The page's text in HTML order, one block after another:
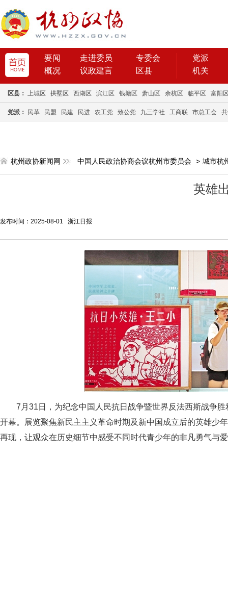
要闻 走进委员
专委会
概况
议政建言 区县
党派
机关
区县： 上城区 拱墅区 西湖区 滨江区 钱塘区 萧山区 余杭区 临平区 富阳
党派： 民革 民盟 民建 民进 农工党 致公党 九三学社 工商联 市总工会
杭州政协新闻网 中国人民政治协商会议杭州市委员会 > 城市杭
英雄
发布时间：2025-08-01 浙江日报
7月31日，为纪念中国人民抗日战争暨世界反法西斯战争
开幕。展览聚焦新民主主义革命时期及新中国成立后的英雄少
再现，让观众在历史细节中感受不同时代青少年的非凡勇气与